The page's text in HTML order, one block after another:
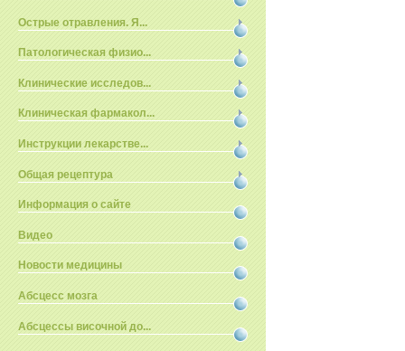
Острые отравления. Я...
Патологическая физио...
Клинические исследов...
Клиническая фармакол...
Инструкции лекарстве...
Общая рецептура
Информация о сайте
Видео
Новости медицины
Абсцесс мозга
Абсцессы височной до...